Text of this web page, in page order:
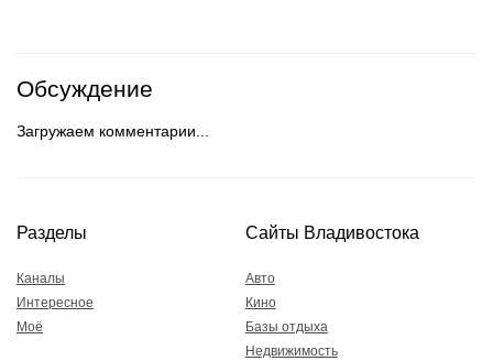
Обсуждение
Загружаем комментарии...
Разделы
Каналы
Интересное
Моё
Сайты Владивостока
Авто
Кино
Базы отдыха
Недвижимость